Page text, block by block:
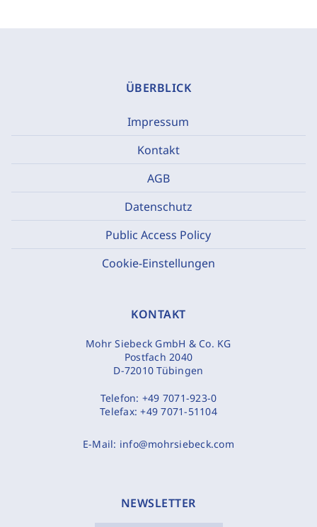
ÜBERBLICK
Impressum
Kontakt
AGB
Datenschutz
Public Access Policy
Cookie-Einstellungen
KONTAKT
Mohr Siebeck GmbH & Co. KG
Postfach 2040
D-72010 Tübingen
Telefon: +49 7071-923-0
Telefax:+49 7071-51104
E-Mail: info@mohrsiebeck.com
NEWSLETTER